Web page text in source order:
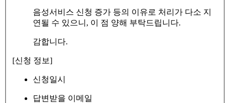
음성서비스 신청 증가 등의 이유로 처리가 다소 지
연될 수 있으니, 이 점 양해 부탁드립니다.
감합니다.
[신청 정보]
신청일시
답변받을 이메일